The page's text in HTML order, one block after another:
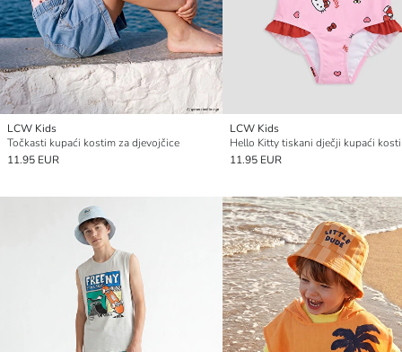
LCW Kids
Točkasti kupaći kostim za djevojčice
11.95 EUR
LCW Kids
Hello Kitty tiskani dječji kupaći
11.95 EUR